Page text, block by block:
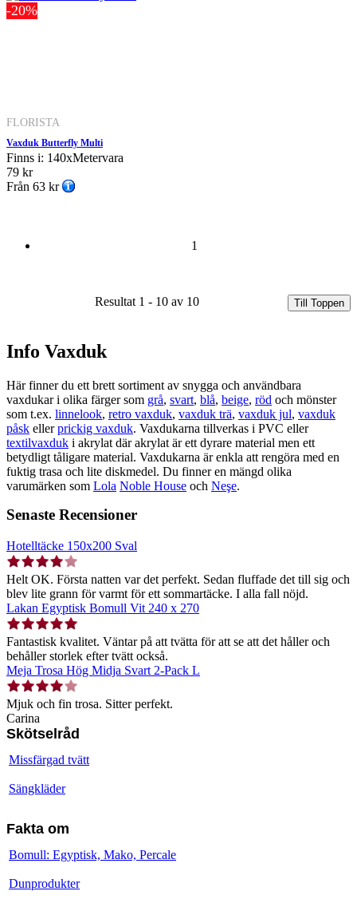
-20%
FLORISTA
Vaxduk Butterfly Multi
Finns i: 140xMetervara
79 kr
Från 63 kr
1
Resultat 1 - 10 av 10 Till Toppen
Info Vaxduk
Här finner du ett brett sortiment av snygga och användbara
vaxdukar i olika färger som grå, svart, blå, beige, röd och mönster
som t.ex. linnelook, retro vaxduk, vaxduk trä, vaxduk jul, vaxduk
påsk ellerprickig vaxduk. Vaxdukarna tillverkas i PVC eller
textilvaxduk i akrylat där akrylat är ett dyrare material men ett
betydligt tåligare material. Vaxdukarna är enkla att rengöra med en
fuktig trasa och lite diskmedel. Du finner en mängd olika
varumärken som Lola Noble House och Neşe.
Senaste Recensioner
Hotelltäcke 150x200 Sval
Helt OK. Första natten var det perfekt. Sedan fluffade det till sig och
blev lite grann för varmt för ett sommartäcke. I alla fall nöjd.
Lakan Egyptisk Bomull Vit 240 x 270
Fantastisk kvalitet. Väntar på att tvätta för att se att det håller och
behåller storlek efter tvätt också.
Meja Trosa Hög Midja Svart 2-Pack L
Mjuk och fin trosa. Sitter perfekt.
Carina
Skötselråd
Missfärgad tvätt
Sängkläder
Fakta om
Bomull: Egyptisk, Mako, Percale
Dunprodukter